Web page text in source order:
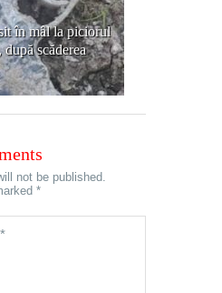
în mâl la piciorul
scăderea
not be published.
*